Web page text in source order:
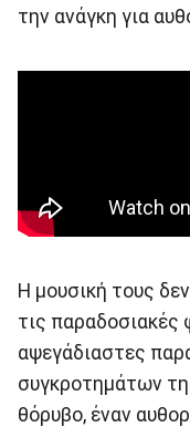
την ανάγκη για
Η μουσική τους
τις παραδοσιακές
αψεγάδιαστες
συγκροτημάτων
θόρυβο, έναν